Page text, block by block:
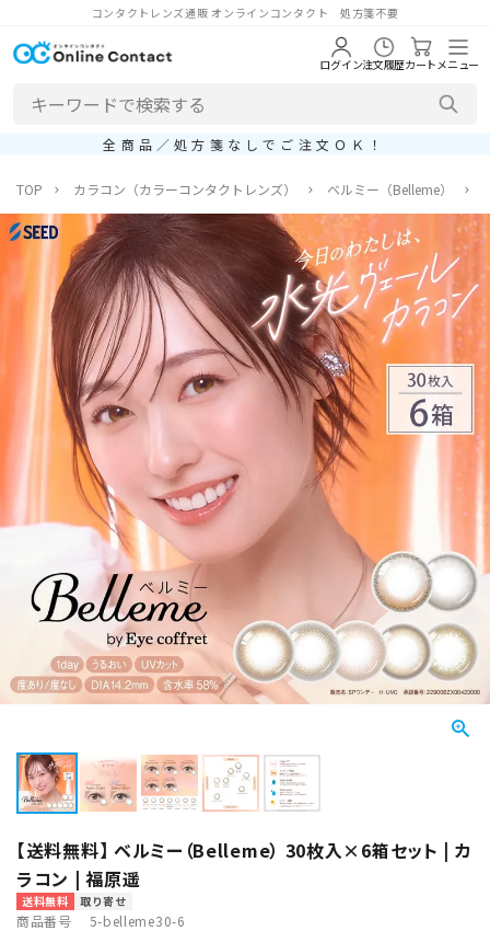
コンタクトレンズ通販 オンラインコンタクト 処方箋不要
ログイン注文履歴カートメニュー
全商品／処方箋なしでご注文ＯＫ！
TOP カラコン（カラーコンタクトレンズ） ベルミー（Belleme）
【送料無料】 ベルミー（Belleme） 30枚入×6箱セット | カ
ラコン | 福原遥
送料無料 取り寄せ
商品番号 5-belleme30-6